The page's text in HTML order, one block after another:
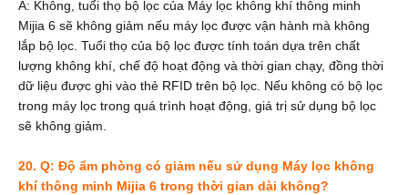
A: Không, tuổi thọ bộ lọc của Máy lọc không khí thông minh
Mijia 6 sẽ không giảm nếu máy lọc được vận hành mà không
lắp bộ lọc. Tuổi thọ của bộ lọc được tính toán dựa trên chất
lượng không khí, chế độ hoạt động và thời gian chạy, đồng thời
dữ liệu được ghi vào thẻ RFID trên bộ lọc. Nếu không có bộ lọc
trong máy lọc trong quá trình hoạt động, giá trị sử dụng bộ lọc
sẽ không giảm.
20. Q: Độ ẩm phòng có giảm nếu sử dụng Máy lọc không
khí thông minh Mijia 6 trong thời gian dài không?